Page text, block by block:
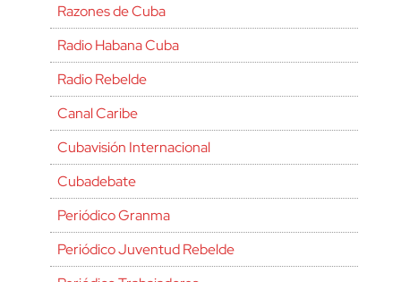
Razones de Cuba
Radio Habana Cuba
Radio Rebelde
Canal Caribe
Cubavisión Internacional
Cubadebate
Periódico Granma
Periódico Juventud Rebelde